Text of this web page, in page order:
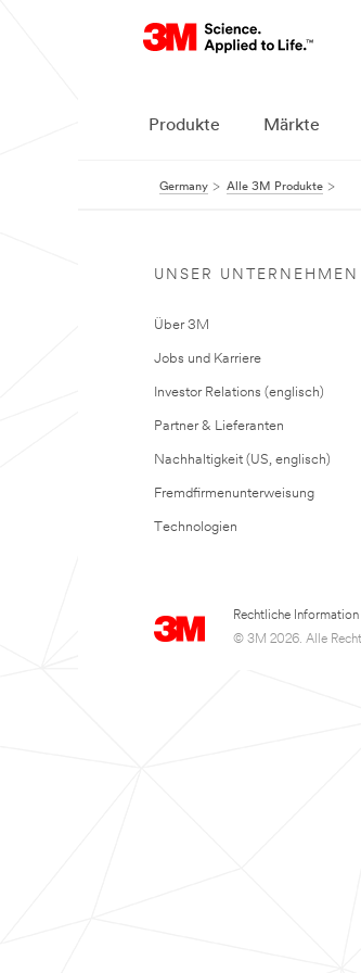
Produkte Märkte
Germany Alle 3M Produkte
UNSER UNTERNEHMEN
Über 3M
Jobs und Karriere
Investor Relations (englisch)
Partner & Lieferanten
Nachhaltigkeit (US, englisch)
Fremdfirmenunterweisung
Technologien
Rechtliche
© 3M 2026. Alle